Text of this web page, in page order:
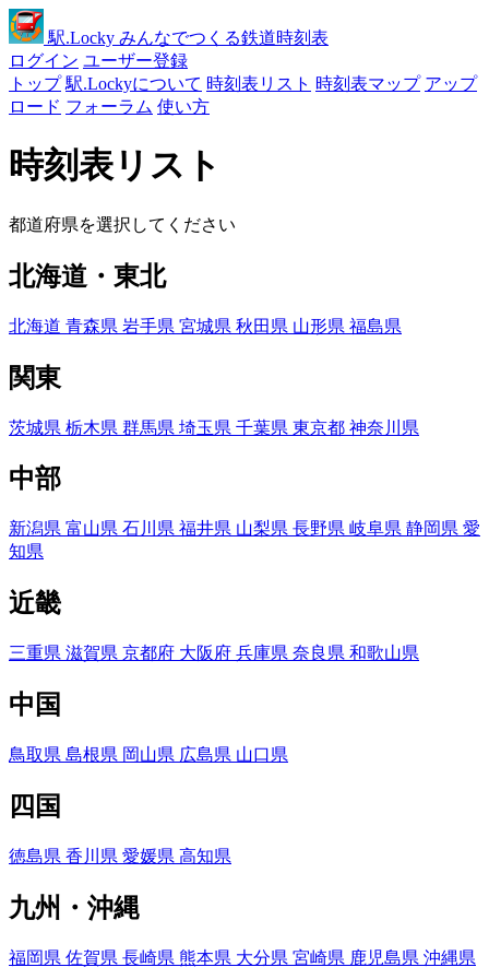
駅.Locky みんなでつくる鉄道時刻表
ログイン ユーザー登録
トップ 駅.Lockyについて 時刻表リスト 時刻表マップ アップ
ロード フォーラム 使い方
時刻表リスト
都道府県を選択してください
北海道・東北
北海道 青森県 岩手県 宮城県 秋田県 山形県 福島県
関東
茨城県 栃木県 群馬県 埼玉県 千葉県 東京都 神奈川県
中部
新潟県 富山県 石川県 福井県 山梨県 長野県 岐阜県 静岡県 愛
知県
近畿
三重県 滋賀県 京都府 大阪府 兵庫県 奈良県 和歌山県
中国
鳥取県 島根県 岡山県 広島県 山口県
四国
徳島県 香川県 愛媛県 高知県
九州・沖縄
福岡県 佐賀県 長崎県 熊本県 大分県 宮崎県 鹿児島県 沖縄県